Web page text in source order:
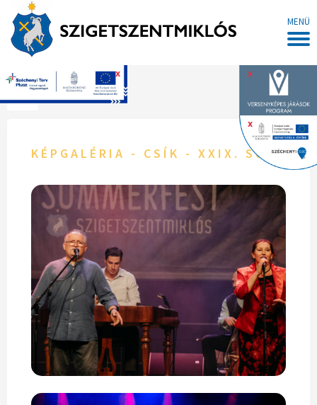
MENÜ
x
x
x
Főoldal
KÉPGALÉRIA - CSÍK - XXIX.